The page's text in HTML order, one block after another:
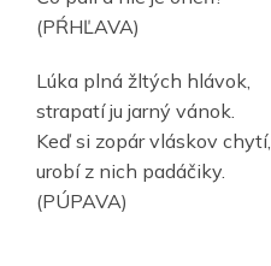
(PŔHĽAVA)
Lúka plná žltých hlávok,
strapatí ju jarný vánok.
Keď si zopár vláskov chytí,
urobí z nich padáčiky.
(PÚPAVA)